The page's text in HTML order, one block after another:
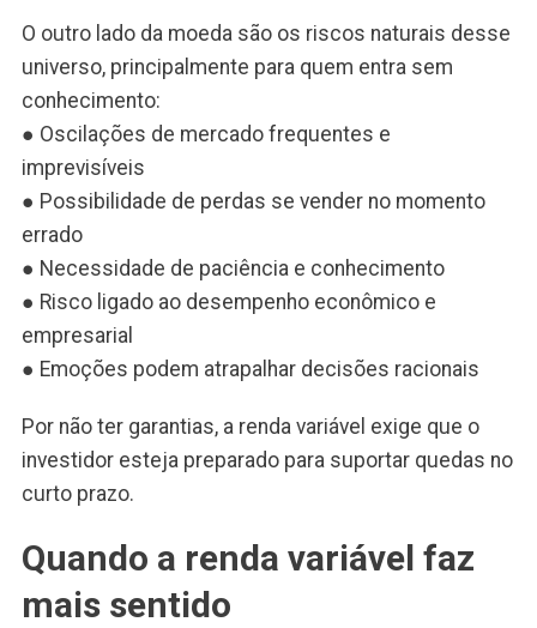
O outro lado da moeda são os riscos naturais desse
universo, principalmente para quem entra sem
conhecimento:
● Oscilações de mercado frequentes e
imprevisíveis
● Possibilidade de perdas se vender no momento
errado
● Necessidade de paciência e conhecimento
● Risco ligado ao desempenho econômico e
empresarial
● Emoções podem atrapalhar decisões racionais
Por não ter garantias, a renda variável exige que o
investidor esteja preparado para suportar quedas no
curto prazo.
Quando a renda variável faz
mais sentido